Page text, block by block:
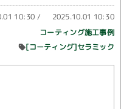
10:30 / 2025.10.01 10:30
コーティング施工事例
[コーティング]セラミック